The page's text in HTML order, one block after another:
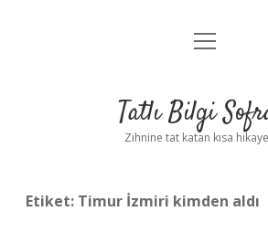
Anasayfa
Yasal Uyarı
menüyü
Tatlı Bilgi
Zihnine tat katan kısa
Etiket: Timur İzmiri kimden aldı